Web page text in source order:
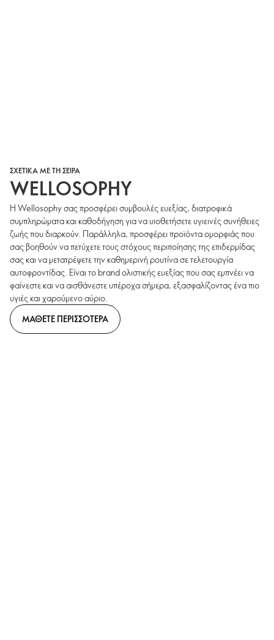
ΣΧΕΤΙΚΑ ΜΕ ΤΗ ΣΕΙΡΑ
WELLOSOPHY
Η Wellosophy σας προσφέρει συμβουλές ευεξίας, διατροφικά
συμπληρώματα και καθοδήγηση για να υιοθετήσετε υγιεινές συνήθειες
ζωής που διαρκούν. Παράλληλα, προσφέρει προϊόντα ομορφιάς που
σας βοηθούν να πετύχετε τους στόχους περιποίησης της επιδερμίδας
σας και να μετατρέψετε την καθημερινή ρουτίνα σε τελετουργία
αυτοφροντίδας. Είναι το brand ολιστικής ευεξίας που σας εμπνέει να
φαίνεστε και να αισθάνεστε υπέροχα σήμερα, εξασφαλίζοντας ένα πιο
υγιές και χαρούμενο αύριο.
ΜΑΘΕΤΕ ΠΕΡΙΣΣΟΤΕΡΑ